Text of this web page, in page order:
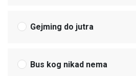
Gejming do jutra
Bus kog nikad nema